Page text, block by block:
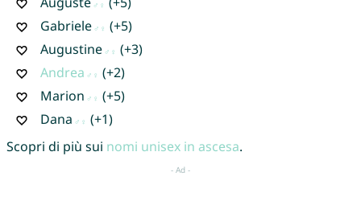
Gabriele
(+5)
Augustine
(+3)
Andrea
(+2)
Marion
(+5)
Dana
(+1)
Scopri di più sui nomi unisex in ascesa.